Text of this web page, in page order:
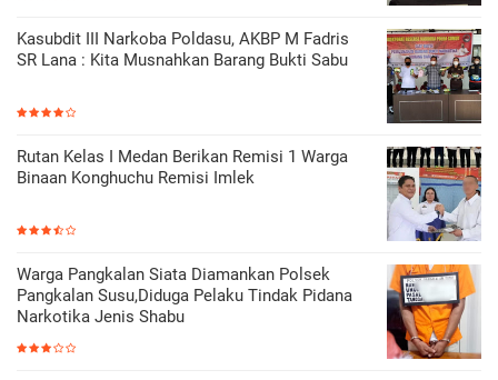
Kasubdit III Narkoba Poldasu, AKBP M Fadris
SR Lana : Kita Musnahkan Barang Bukti Sabu
Rutan Kelas I Medan Berikan Remisi 1 Warga
Binaan Konghuchu Remisi Imlek
Warga Pangkalan Siata Diamankan Polsek
Pangkalan Susu,Diduga Pelaku Tindak Pidana
Narkotika Jenis Shabu